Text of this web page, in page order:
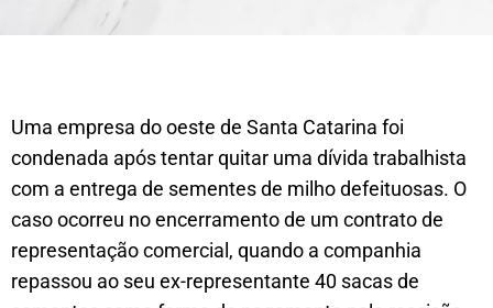
Uma empresa do oeste de Santa Catarina foi
condenada após tentar quitar uma dívida trabalhista
com a entrega de sementes de milho defeituosas. O
caso ocorreu no encerramento de um contrato de
representação comercial, quando a companhia
repassou ao seu ex-representante 40 sacas de